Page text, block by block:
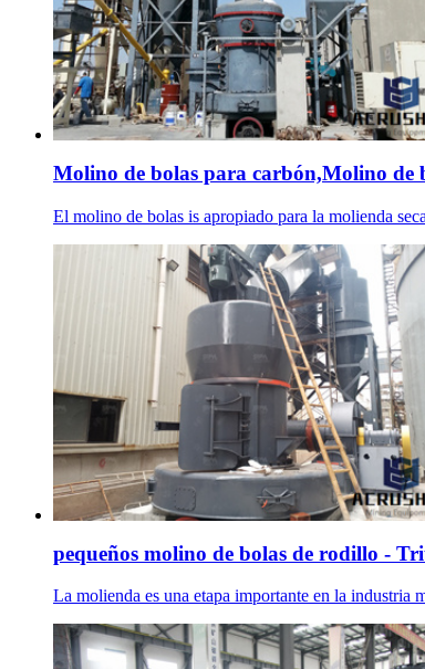
Molino de bolas para carbón,Molino de
El molino de bolas is apropiado para la molienda
pequeños molino de bolas de rodillo -
La molienda es una etapa importante en la industria